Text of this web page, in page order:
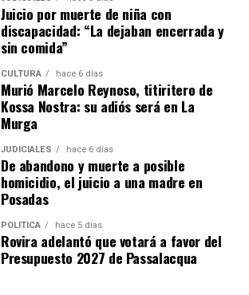
Juicio por muerte de niña con
discapacidad: “La dejaban encerrada y
sin comida”
CULTURA hace 6 días
Murió Marcelo Reynoso, titiritero de
Kossa Nostra: su adiós será en La
Murga
JUDICIALES hace 6 días
De abandono y muerte a posible
homicidio, el juicio a una madre en
Posadas
POLÍTICA hace 5 días
Rovira adelantó que votará a favor del
Presupuesto 2027 de Passalacqua